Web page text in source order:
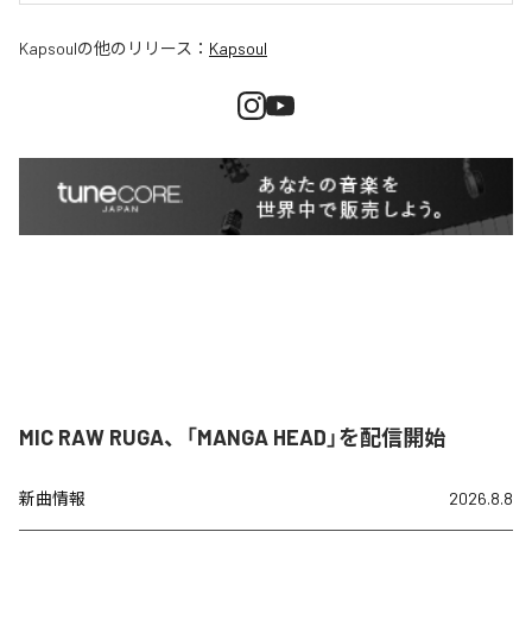
Kapsoulの他のリリース： Kapsoul
MIC RAW RUGA、「MANGA HEAD」を配信開始
新曲情報 2026.8.8